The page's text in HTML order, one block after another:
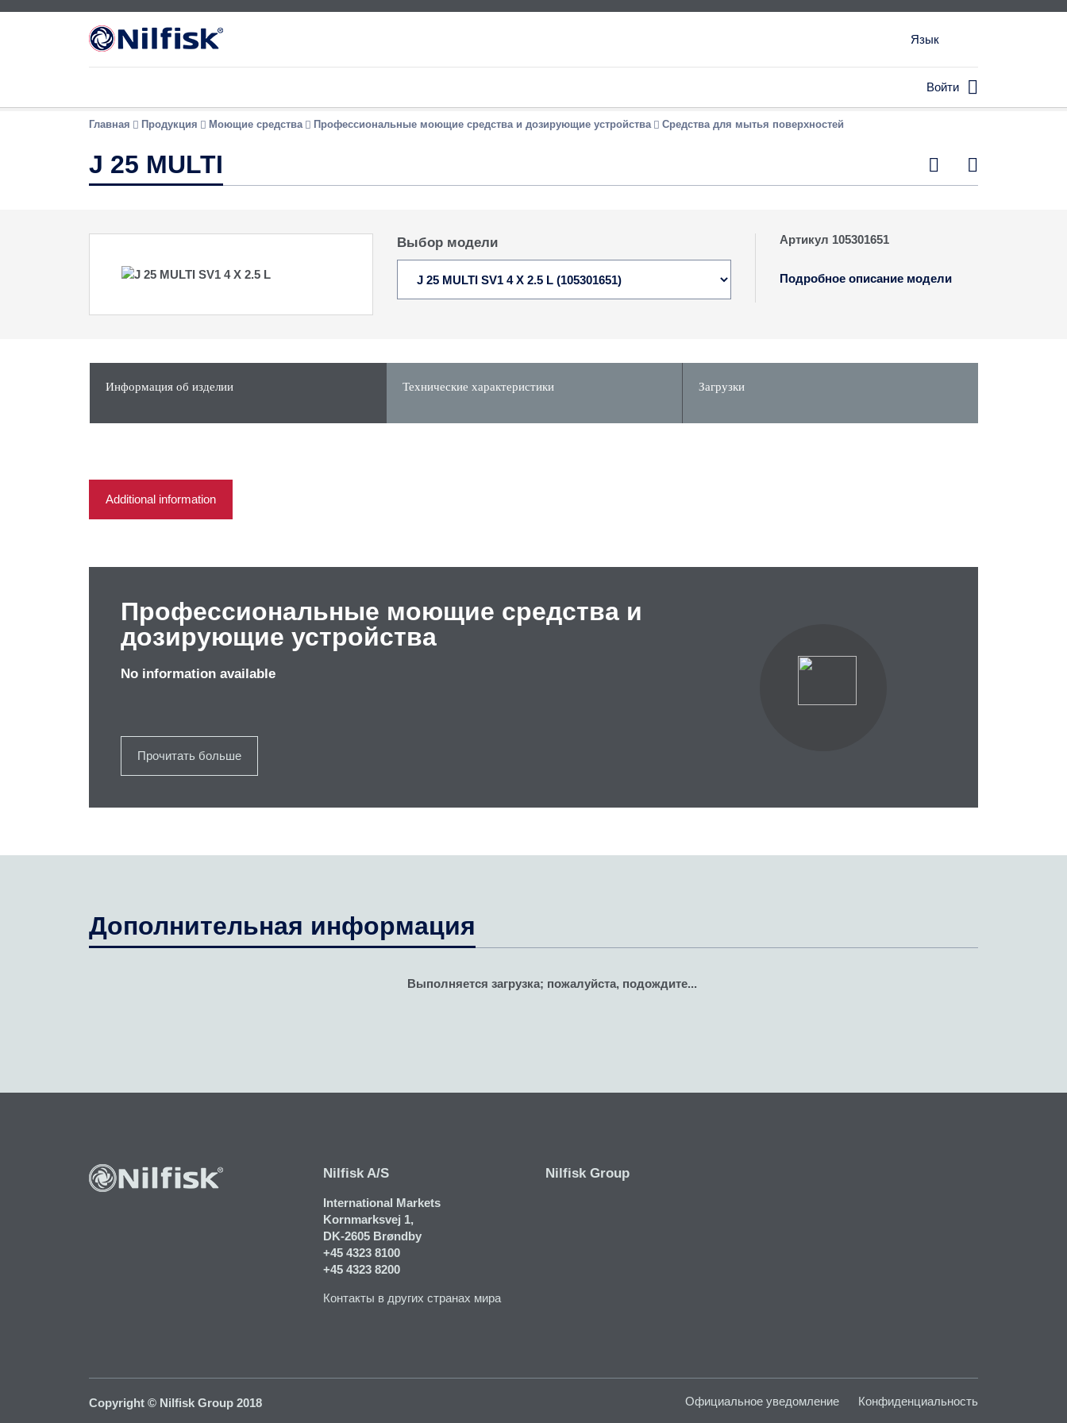
Язык
Войти 
Главная Продукция Моющие средства Профессиональные моющие средства и дозирующие устройства Средства для мытья поверхностей
J 25 MULTI  
Выбор модели Артикул 105301651
Подробное описание модели
Информация об изделии Технические характеристики Загрузки
Профессиональные моющие средства и
дозирующие устройства
No information available
Прочитать больше
Дополнительная информация
Выполняется загрузка; пожалуйста, подождите...
Nilfisk A/S
International Markets
Kornmarksvej 1​,
DK-2605 Brøndby
+45 4323 8100
+45 4323 8200
Контакты в других странах мира
Nilfisk Group
Copyright © Nilfisk Group 2018 Официальное уведомление Конфиденциальность